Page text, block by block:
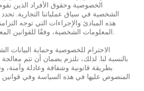
الخصوصية وحقوق الأفراد الذين
الشخصية في سياق عملياتنا التجارية.
هذه المبادئ والإجراءات التي توجه
المعلومات الشخصية، وفقًا للقوانين المعمول بها لحماية البيانات.
الاحترام للخصوصية وحماية البيانات
بالنسبة لنا. لذلك، نلتزم بضمان أن تتم
بطريقة قانونية وشفافة وعادلة وآمنة،
المنصوص عليها في هذه السياسة وفي قوانين